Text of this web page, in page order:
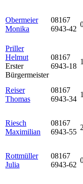
Obermeier
Monika
08167
6943-42
Priller
Helmut
Erster
Bürgermeister
08167
6943-18
Reiser
Thomas
08167
6943-34
Riesch
Maximilian
08167
6943-55
Rottmüller
Julia
08167
6943-62